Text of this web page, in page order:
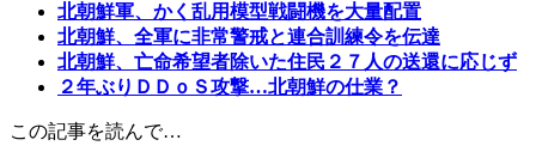
北朝鮮軍、かく乱用模型戦闘機を大量配置
北朝鮮、全軍に非常警戒と連合訓練令を伝達
北朝鮮、亡命希望者除いた住民２７人の送還に応じず
２年ぶりＤＤｏＳ攻撃…北朝鮮の仕業？
この記事を読んで…